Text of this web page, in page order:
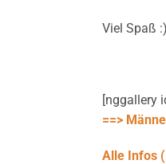
Viel Spaß :)
[nggallery
==>
Alle Infos